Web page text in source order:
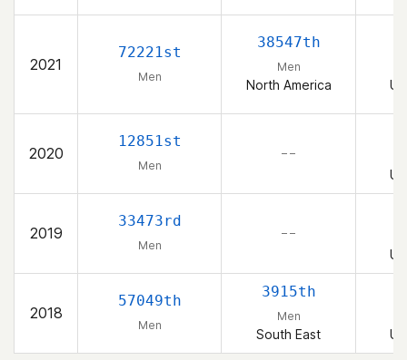
2021
72221st
Men
38547th
Men
North America
2020
12851st
Men
– –
2019
33473rd
Men
– –
2018
57049th
Men
3915th
Men
South East